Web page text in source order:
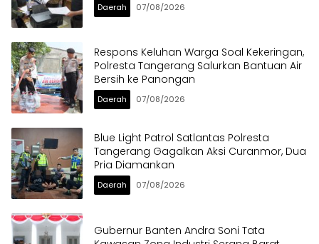
Daerah 07/08/2026
Respons Keluhan Warga Soal Kekeringan,
Polresta Tangerang Salurkan Bantuan Air
Bersih ke Panongan
Daerah 07/08/2026
Blue Light Patrol Satlantas Polresta
Tangerang Gagalkan Aksi Curanmor, Dua
Pria Diamankan
Daerah 07/08/2026
Gubernur Banten Andra Soni Tata